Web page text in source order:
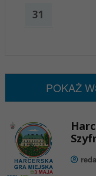
31
POKAŻ